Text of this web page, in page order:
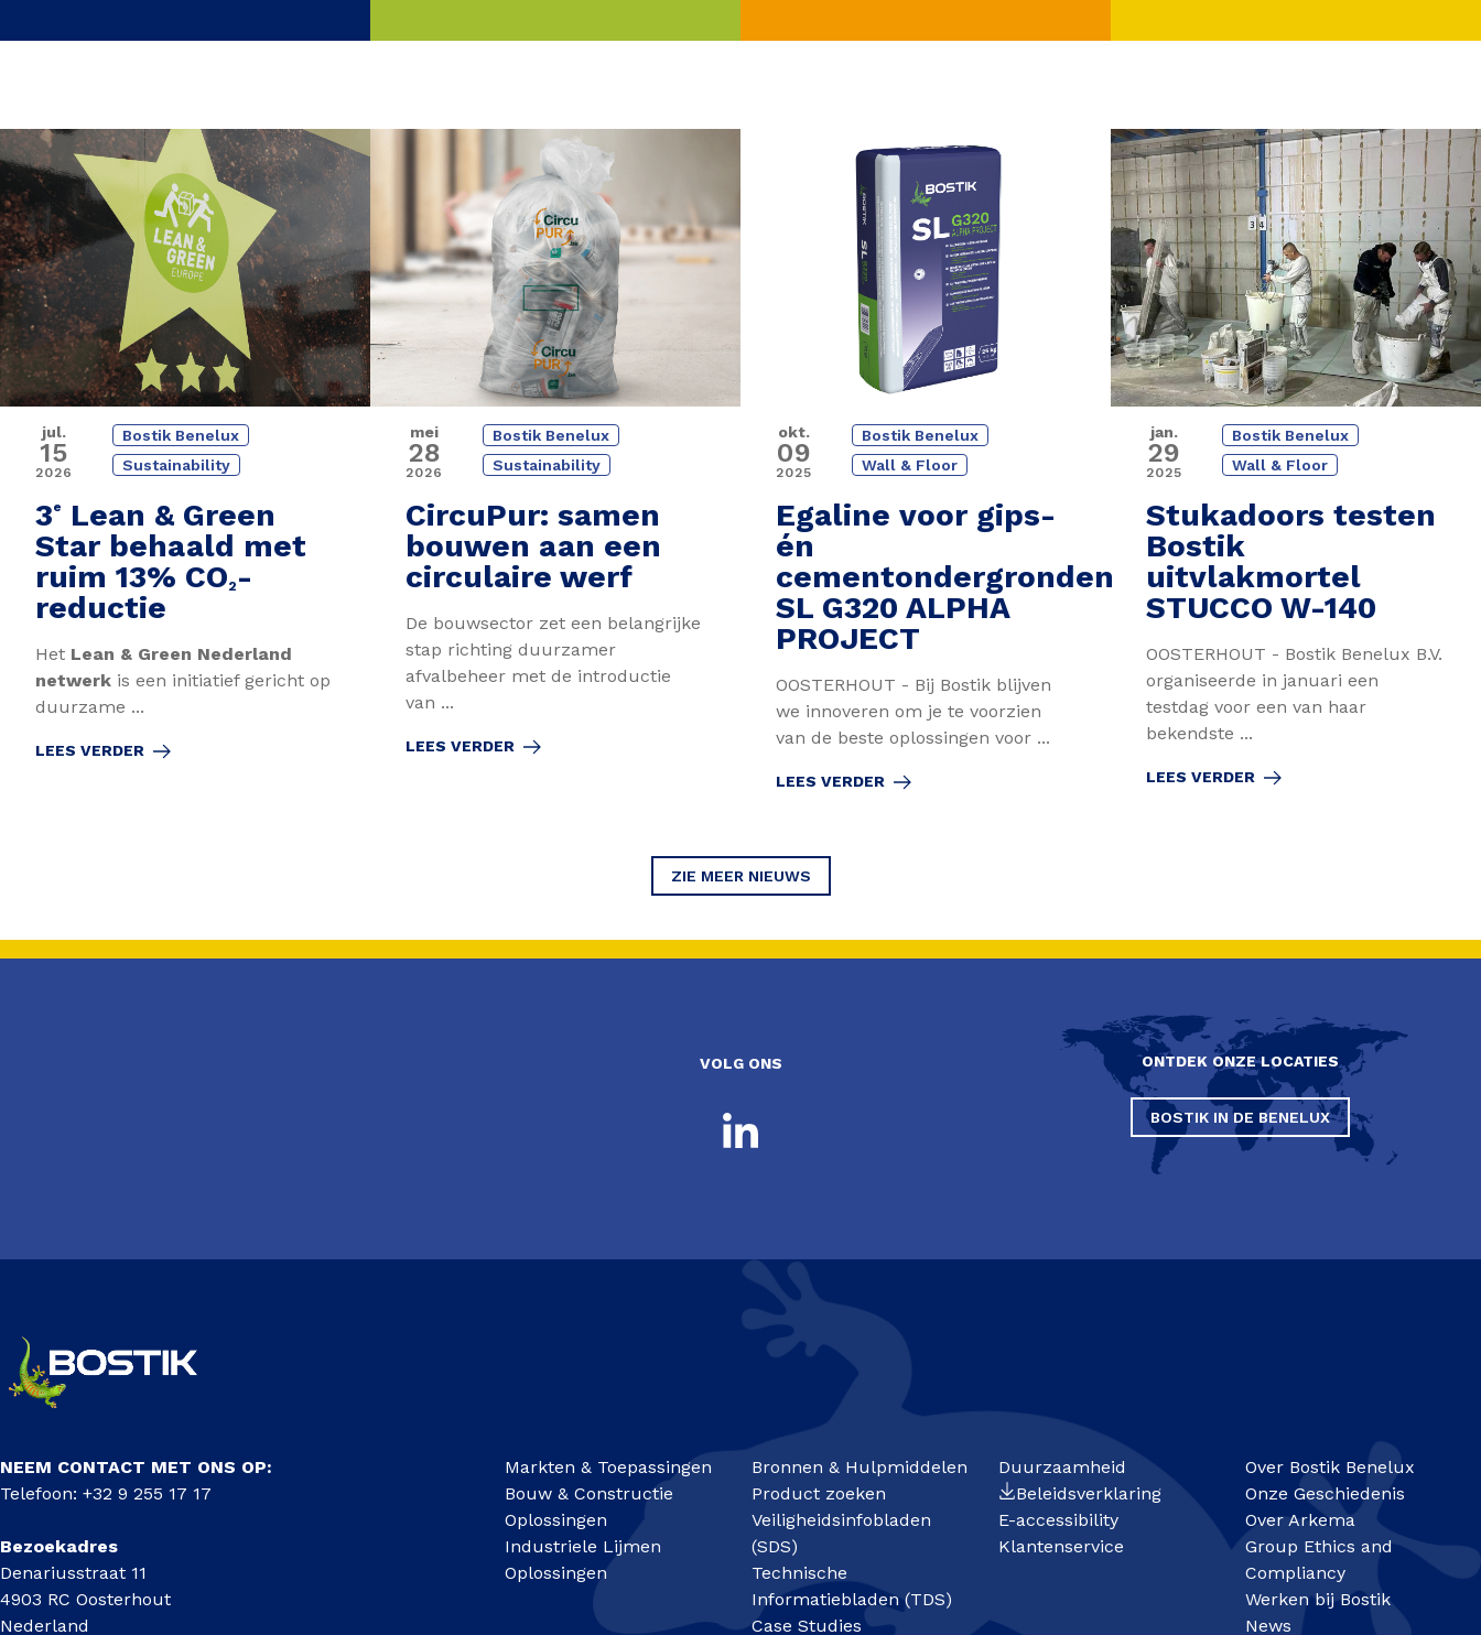
jul.
15
2026
Bostik Benelux
Sustainability
3e
Lean & Green
Star behaald met
ruim 13% CO2 -
reductie
Het Lean & Green Nederland
netwerk is een initiatief gericht op
duurzame ...
LEES VERDER
mei
28
2026
Bostik Benelux
Sustainability
CircuPur: samen
bouwen aan een
circulaire werf
De bouwsector zet een belangrijke
stap richting duurzamer
afvalbeheer met de introductie
van ...
LEES VERDER
okt.
09
2025
Bostik Benelux
Wall & Floor
Egaline voor gips-
én
cementondergronden
SL G320 ALPHA
PROJECT
OOSTERHOUT - Bij Bostik blijven
we innoveren om je te voorzien
van de beste oplossingen voor ...
LEES VERDER
jan.
29
2025
Bostik Benelux
Wall & Floor
Stukadoors testen
Bostik
uitvlakmortel
STUCCO W-140
OOSTERHOUT - Bostik Benelux B.V.
organiseerde in januari een
testdag voor een van haar
bekendste ...
LEES VERDER
ZIE MEER NIEUWS
VOLG ONS ONTDEK ONZE LOCATIES
BOSTIK IN DE BENELUX
NEEM CONTACT MET ONS OP:
Telefoon: +32 9 255 17 17
Bezoekadres
Denariusstraat 11
4903 RC Oosterhout
Nederland
Markten & Toepassingen
Bouw & Constructie
Oplossingen
Industriele Lijmen
Oplossingen
Bronnen & Hulpmiddelen
Product zoeken
Veiligheidsinfobladen
(SDS)
Technische
Informatiebladen (TDS)
Case Studies
Duurzaamheid
Beleidsverklaring
E-accessibility
Klantenservice
Over Bostik Benelux
Onze Geschiedenis
Over Arkema
Group Ethics and
Compliancy
Werken bij Bostik
News